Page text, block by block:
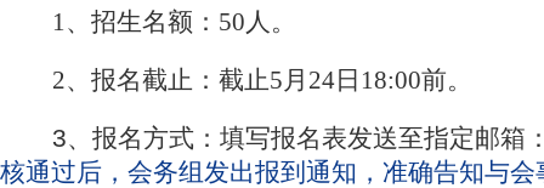
1、 招生名额： 50人。
2、 报名截止： 截止5月 24日 18:00前。
3、 报名方式： 填写报名表发送至指定邮箱
核通过后，会务组发出报到通知，准确告知与会